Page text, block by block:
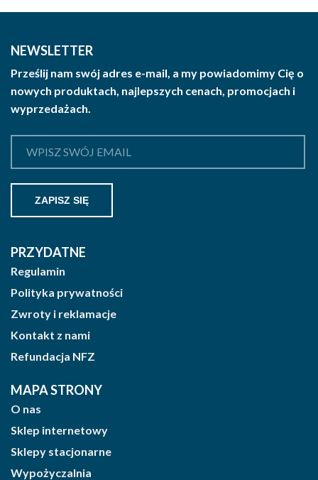
8.80 zł
na
stronie
NEWSLETTER
Prześlij nam swój adres e-mail, a my powiadomimy Cię o
nowych produktach, najlepszych cenach, promocjach i
wyprzedażach.
PRZYDATNE
Regulamin
Polityka prywatności
Zwroty i reklamacje
Kontakt z nami
Refundacja NFZ
MAPA STRONY
O nas
Sklep internetowy
Sklepy stacjonarne
Wypożyczalnia